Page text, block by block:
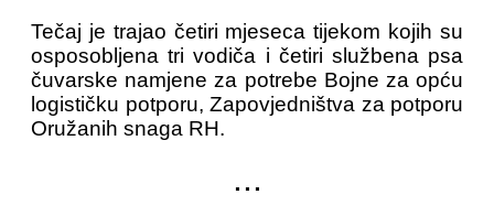
Tečaj je trajao četiri mjeseca tijekom kojih su
osposobljena tri vodiča i četiri službena psa
čuvarske namjene za potrebe Bojne za opću
logističku potporu, Zapovjedništva za potporu
Oružanih snaga RH.
...